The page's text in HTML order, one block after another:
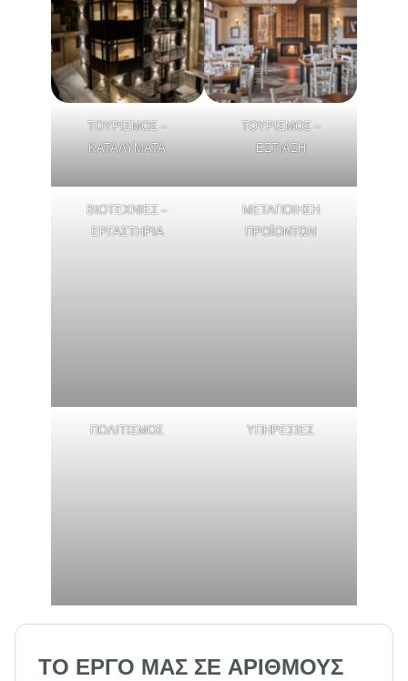
ΤΟΥΡΙΣΜΟΣ –
ΚΑΤΑΛΥΜΑΤΑ
ΤΟΥΡΙΣΜΟΣ –
ΕΣΤΙΑΣΗ
ΒΙΟΤΕΧΝΙΕΣ –
ΕΡΓΑΣΤΗΡΙΑ
ΜΕΤΑΠΟΙΗΣΗ
ΠΡΟΪΟΝΤΩΝ
ΠΟΛΙΤΙΣΜΟΣ ΥΠΗΡΕΣΙΕΣ
ΤΟ ΕΡΓΟ ΜΑΣ ΣΕ ΑΡΙΘΜΟΥΣ